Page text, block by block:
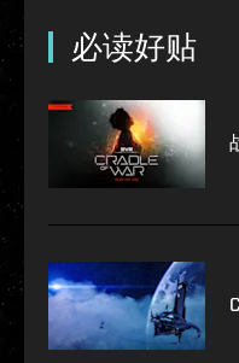
必读好贴